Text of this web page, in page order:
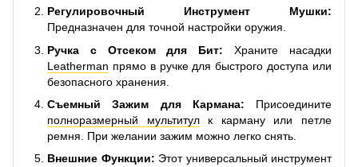
Регулировочный Инструмент Мушки:
Предназначен для точной настройки оружия.
Ручка с Отсеком для Бит: Храните насадки
Leatherman прямо в ручке для быстрого доступа или
безопасного хранения.
Съемный Зажим для Кармана: Присоедините
полноразмерный мультитулк карману или петле
ремня. При желании зажим можно легко снять.
Внешние Функции: Этот универсальный инструмент